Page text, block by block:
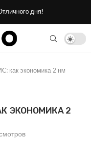
дня!
как экономика 2 нм
ЭКОНОМИКА 2